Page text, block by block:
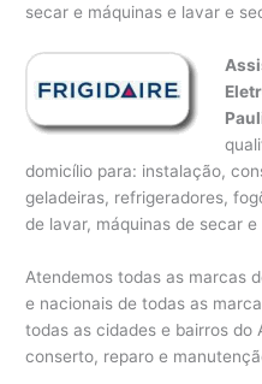
secar e máquinas e lavar e
domicílio para: instalação,
geladeiras, refrigeradores,
de lavar, máquinas de secar
Atendemos todas as marcas
e nacionais de todas as
todas as cidades e bairros do
conserto, reparo e